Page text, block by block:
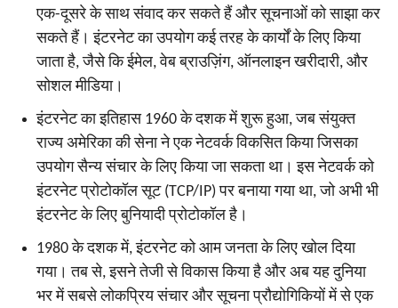
एक-दूसरे के साथ संवाद कर सकते हैं और सूचनाओं को साझा कर
सकते हैं। इंटरनेट का उपयोग कई तरह के कार्यों के लिए किया
जाता है, जैसे कि ईमेल, वेब ब्राउज़िंग, ऑनलाइन खरीदारी, और
सोशल मीडिया।
इंटरनेट का इतिहास 1960 के दशक में शुरू हुआ, जब संयुक्त
राज्य अमेरिका की सेना ने एक नेटवर्क विकसित किया जिसका
उपयोग सैन्य संचार के लिए किया जा सकता था। इस नेटवर्क को
इंटरनेट प्रोटोकॉल सूट (TCP/IP) पर बनाया गया था, जो अभी भी
इंटरनेट के लिए बुनियादी प्रोटोकॉल है।
1980 के दशक में, इंटरनेट को आम जनता के लिए खोल दिया
गया। तब से, इसने तेजी से विकास किया है और अब यह दुनिया
भर में सबसे लोकप्रिय संचार और सूचना प्रौद्योगिकियों में से एक